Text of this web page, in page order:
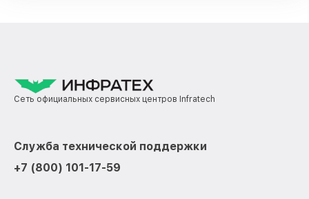
Сеть официальных сервисных центров Infratech
Служба технической поддержки
+7 (800) 101-17-59